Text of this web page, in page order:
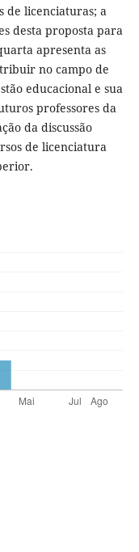
de licenciaturas; a
desta proposta para
apresenta as
no campo de
educacional e sua
professores da
da discussão
de licenciatura